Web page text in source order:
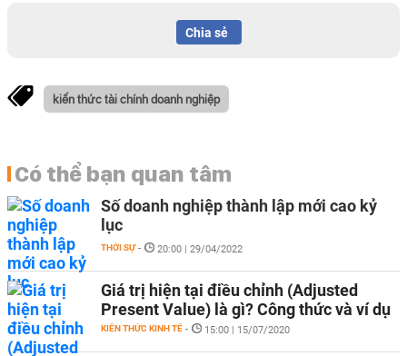
Chia sẻ
kiến thức tài chính doanh nghiệp
Có thể bạn quan tâm
Số doanh nghiệp thành lập mới cao kỷ
lục
THỜI SỰ - 20:00 | 29/04/2022
Giá trị hiện tại điều chỉnh (Adjusted
Present Value) là gì? Công thức và ví dụ
KIẾN THỨC KINH TẾ - 15:00 | 15/07/2020